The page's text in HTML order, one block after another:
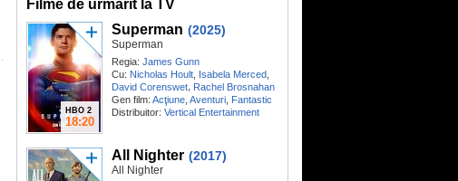
Filme de urmărit la TV
HBO 2
18:20
Superman (2025)
Superman
Regia: James Gunn
Cu: Nicholas Hoult Isabela Merced
David Corenswet, Rachel Brosnahan
Gen film: Acţiune Aventuri Fantastic
Distribuitor: Vertical Entertainment
All Nighter (2017)
All Nighter